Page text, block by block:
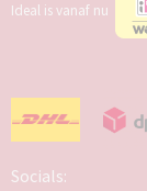
Ideal is vanaf nu
Socials: